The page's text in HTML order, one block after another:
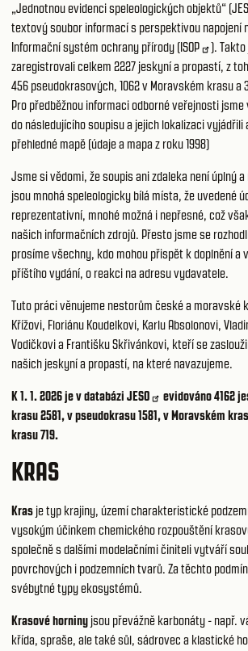
„Jednotnou evidenci speleologických objektů“ (
textový soubor informací s perspektivou napojení
Informační systém ochrany přírody (ISOP
).
zaregistrovali celkem 2227 jeskyní a propastí, z
456 pseudokrasových, 1062 v Moravském krasu a
Pro předběžnou informaci odborné veřejnosti
do následujícího soupisu a jejich lokalizaci vyjádřili
přehledné mapě (údaje a mapa z roku 1998)
Jsme si vědomi, že soupis ani zdaleka není úplný
jsou mnohá speleologicky bílá místa, že uvedené
reprezentativní, mnohé možná i nepřesné, což
našich informačních zdrojů. Přesto jsme se
prosíme všechny, kdo mohou přispět k doplnění a
příštího vydání, o reakci na adresu vydavatele.
Tuto práci věnujeme nestorům české a moravské
Křížovi, Floriánu Koudelkovi, Karlu Absolonovi,
Vodičkovi a Františku Skřivánkovi, kteří se
našich jeskyní a propastí, na které navazujeme.
K 1. 1. 2026 je v databázi JESO
evidováno 4162
krasu 2581, v pseudokrasu 1581, v Moravském
krasu 719.
KRAS
Kras je typ krajiny, území charakteristické
vysokým účinkem chemického rozpouštění
společně s dalšími modelačními činiteli vytváří
povrchových i podzemních tvarů. Za těchto
svébytné typy ekosystémů.
Krasové horniny jsou převážně karbonáty - např.
křída, spraše, ale také sůl, sádrovec a klastické